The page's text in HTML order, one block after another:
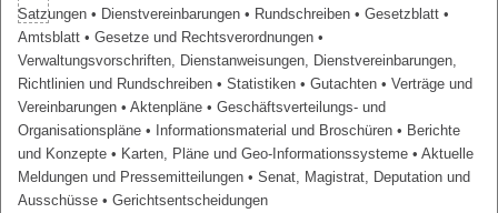
Satzungen • Dienstvereinbarungen • Rundschreiben • Gesetzblatt •
Amtsblatt • Gesetze und Rechtsverordnungen •
Verwaltungsvorschriften, Dienstanweisungen, Dienstvereinbarungen,
Richtlinien und Rundschreiben • Statistiken • Gutachten • Verträge und
Vereinbarungen • Aktenpläne • Geschäftsverteilungs- und
Organisationspläne • Informationsmaterial und Broschüren • Berichte
und Konzepte • Karten, Pläne und Geo-Informationssysteme • Aktuelle
Meldungen und Pressemitteilungen • Senat, Magistrat, Deputation und
Ausschüsse • Gerichtsentscheidungen